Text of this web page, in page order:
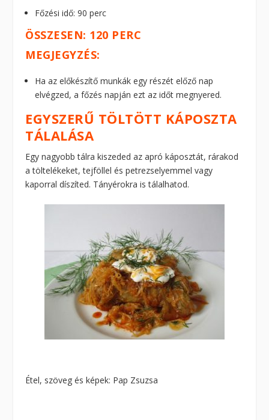
Főzési idő: 90 perc
ÖSSZESEN: 120 PERC
MEGJEGYZÉS:
Ha az előkészítő munkák egy részét előző nap
elvégzed, a főzés napján ezt az időt megnyered.
EGYSZERŰ TÖLTÖTT KÁPOSZTA
TÁLALÁSA
Egy nagyobb tálra kiszeded az apró káposztát, rárakod
a töltelékeket, tejföllel és petrezselyemmel vagy
kaporral díszíted. Tányérokra is tálalhatod.
Étel, szöveg és képek: Pap Zsuzsa